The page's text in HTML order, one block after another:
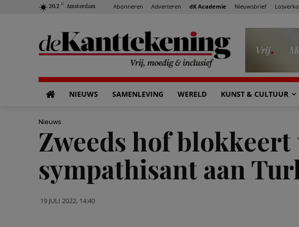
20.2 C Amsterdam Abonneren Adverteren dK Academie Nieuwsbrief
NIEUWS SAMENLEVING WERELD KUNST & CULTUUR
Nieuws
Zweeds hof
sympathisant aan
19 JULI 2022, 14:40